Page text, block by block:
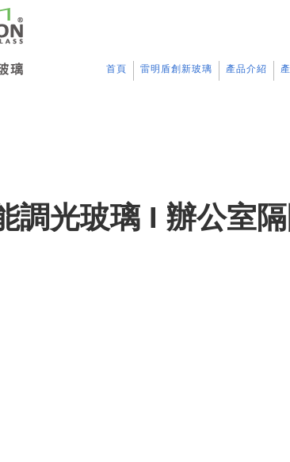
首頁 雷明盾創新玻璃 產品介紹
調光玻璃 I 辦公室